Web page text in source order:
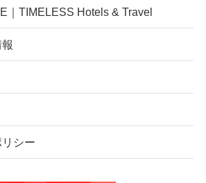
｜TIMELESS Hotels & Travel
シー